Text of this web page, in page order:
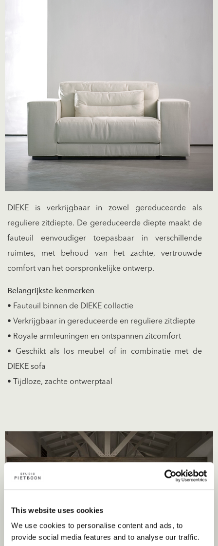
This website uses cookies
We use cookies to personalise content and ads, to
provide social media features and to analyse our traffic.
DIEKE is verkrijgbaar in zowel gereduceerde als
reguliere zitdiepte. De gereduceerde diepte maakt de
fauteuil eenvoudiger toepasbaar in verschillende
ruimtes, met behoud van het zachte, vertrouwde
comfort van het oorspronkelijke ontwerp.
Belangrijkste kenmerken
• Fauteuil binnen de DIEKE collectie
• Verkrijgbaar in gereduceerde en reguliere zitdiepte
• Royale armleuningen en ontspannen zitcomfort
• Geschikt als los meubel of in combinatie met de
DIEKE sofa
• Tijdloze, zachte ontwerptaal